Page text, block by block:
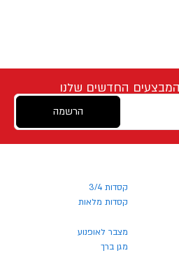
החדשים שלנו
הרשמה
קסדות 3/4
קסדות מלאות
מצבר לאופנוע
מגן ברך